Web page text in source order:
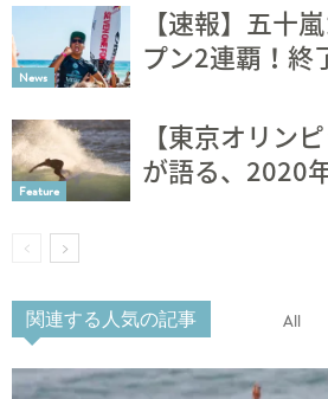
News
【速報】五十
プン2連覇！終
Feature
【東京オリン
が語る、2020
関連する人気の記事 All